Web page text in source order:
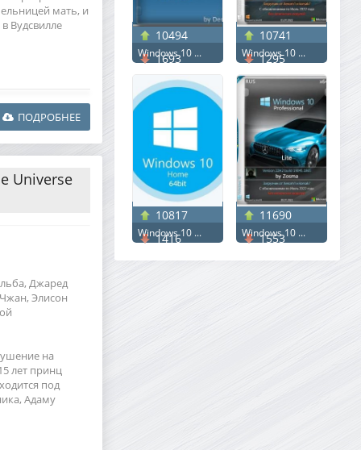
мать, и
Вудсвилле
ПОДРОБНЕЕ
Universe
Джаред
Элисон
на
лет принц
под
Адаму
10494
1693
Windows 10 ...
10741
1295
Windows 10 ...
10817
1416
Windows 10 ...
11690
1553
Windows 10 ...